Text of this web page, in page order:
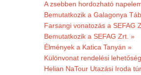
A zsebben hordozható
Bemutatkozik a Galagonya
Farsangi vonatozás a SEFAG
Bemutatkozik a SEFAG Zrt. »
Élmények a Katica Tanyán »
Különvonat rendelési
Helian NaTour Utazási Iroda